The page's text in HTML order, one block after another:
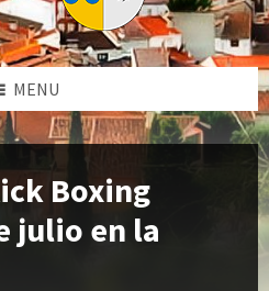
MENU
Boxing
julio en la